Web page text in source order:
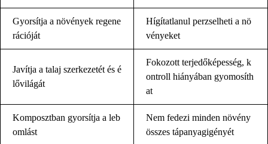
Gyorsítja a növények regene
rációját
Hígítatlanul perzselheti a nö
vényeket
Javítja a talaj szerkezetét és é
lővilágát
Fokozott terjedőképesség, k
ontroll hiányában gyomosíth
at
Komposztban gyorsítja a leb
omlást
Nem fedezi minden növény
összes tápanyagigényét